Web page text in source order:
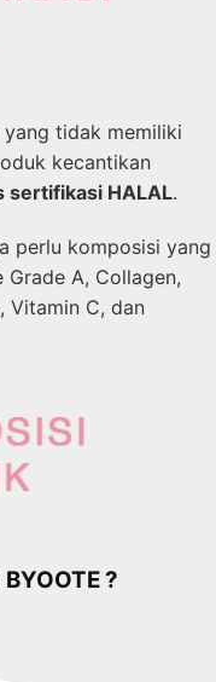
tidak memiliki
kecantikan
sertifikasi HALAL.
perlu komposisi yang
A, Collagen,
Vitamin C, dan
BYOOTE ?​